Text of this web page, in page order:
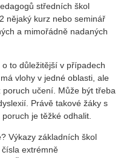
středních škol
nějaký kurz nebo seminář
a mimořádně nadaných
to důležitější v případech
vlohy v jedné oblasti, ale
učení. Může být třeba
Právě takové žáky s
je těžké odhalit.
Výkazy základních škol
extrémně